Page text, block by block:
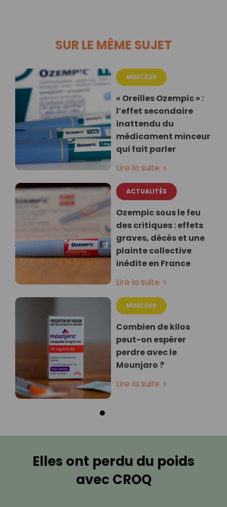
SUR LE MÊME SUJET
MINCEUR
« Oreilles Ozempic » :
l’effet secondaire
inattendu du
médicament minceur
qui fait parler
Lire la suite
ACTUALITÉS
Ozempic sous le feu
des critiques : effets
graves, décès et une
plainte collective
inédite en France
Lire la suite
MINCEUR
Combien de kilos
peut-on espérer
perdre avec le
Mounjaro ?
Lire la suite
Elles ont perdu du poids
avec CROQ